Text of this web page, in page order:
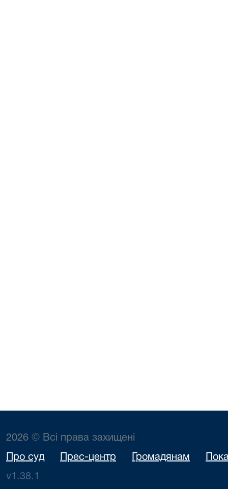
2026 © Всі права захищені
Про суд Прес-центр Громадянам
v1.38.1